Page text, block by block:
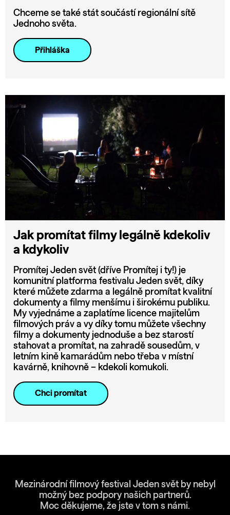
Chceme se také stát součástí regionální sítě
Jednoho světa.
Přihláška
Jak promítat filmy legálně kdekoliv
a kdykoliv
Promítej Jeden svět (dříve Promítej i ty!) je
komunitní platforma festivalu Jeden svět, díky
které můžete zdarma a legálně promítat kvalitní
dokumenty a filmy menšímu i širokému publiku.
My vyjednáme a zaplatíme licence majitelům
filmových práv a vy díky tomu můžete všechny
filmy a dokumenty jednoduše a bez starostí
stahovat a promítat, na zahradě sousedům, v
letním kině kamarádům nebo třeba v místní
kavárně, knihovně – kdekoli komukoli.
Chci promítat
Mezinárodní filmový festival Jeden svět by nebyl
možný bez podpory našich partnerů.
Moc děkujeme, že jste v tom s námi.